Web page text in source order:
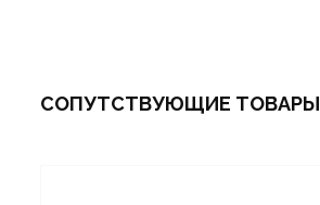
СОПУТСТВУЮЩИЕ ТОВАРЫ